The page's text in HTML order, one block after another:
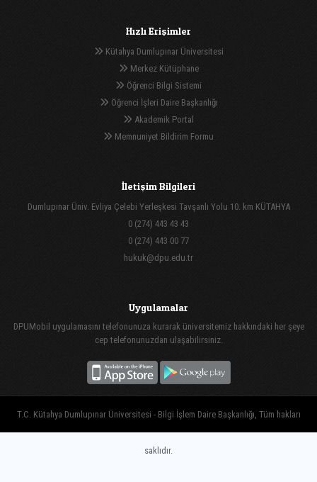
Hızlı Erişimler
Kütahya Dumlupınar Üniversitesi
Merkez Kütüphane
Öğrenci Bilgi Sistemi
Öğrenci İşleri Daire Başkanlığı
Akademik Portal
Memnuniyet Bildirim Formu
İletişim Bilgileri
Dumlupınar Üniv. Evliya Çelebi Yerleşkesi Tavşanlı Yolu 10. km KÜTAHYA
0 (274) 443 43 43
0 (274) 443 00 77
hukuk@dpu.edu.tr
Uygulamalar
DPUMobil uygulamasını telefonunuza kurarak üniversitemiz hakkındaki her şeye
cep telefonunuzdan ulaşabilirsiniz.
T.C. Kütahya Dumlupınar Üniversitesi - Bilgi İşlem Daire Başkanlığı, Tüm hakları
saklıdır.